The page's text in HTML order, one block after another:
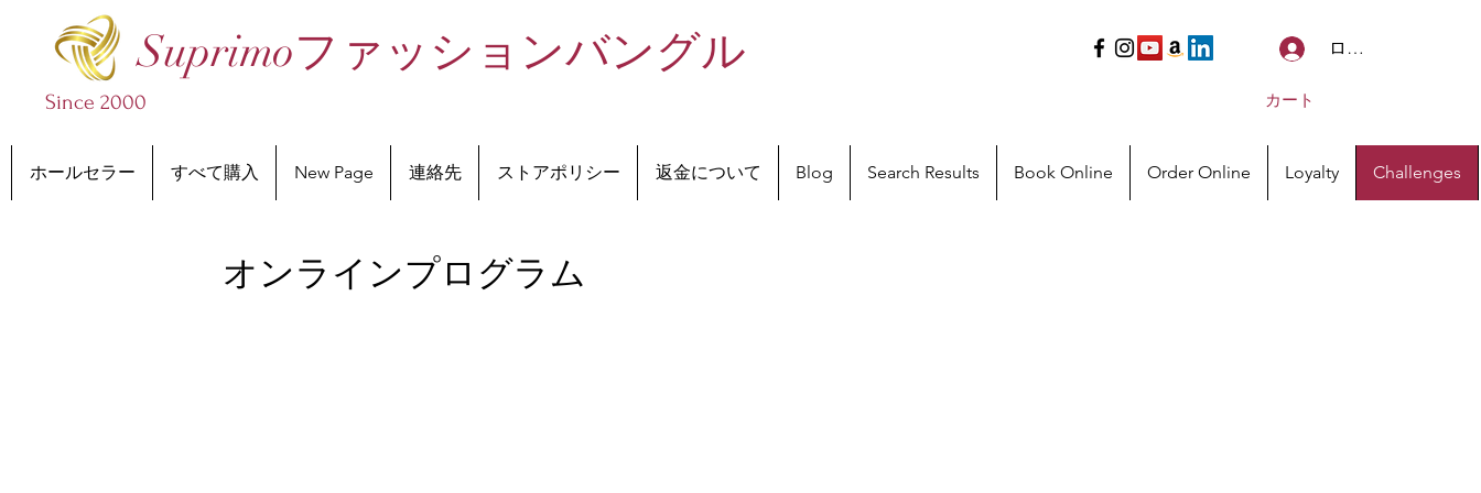
Suprimoファッションバングル
Since 2000
ログイン
カート
ホールセラー すべて購入 New Page 連絡先 ストアポリシー 返金について Blog Search Results Book Online Order Online Loyalty Challenges
オンラインプログラム